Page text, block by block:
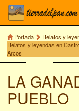
Portada
Relatos y
Relatos y leyendas en
Arcos
LA
PUEBLO